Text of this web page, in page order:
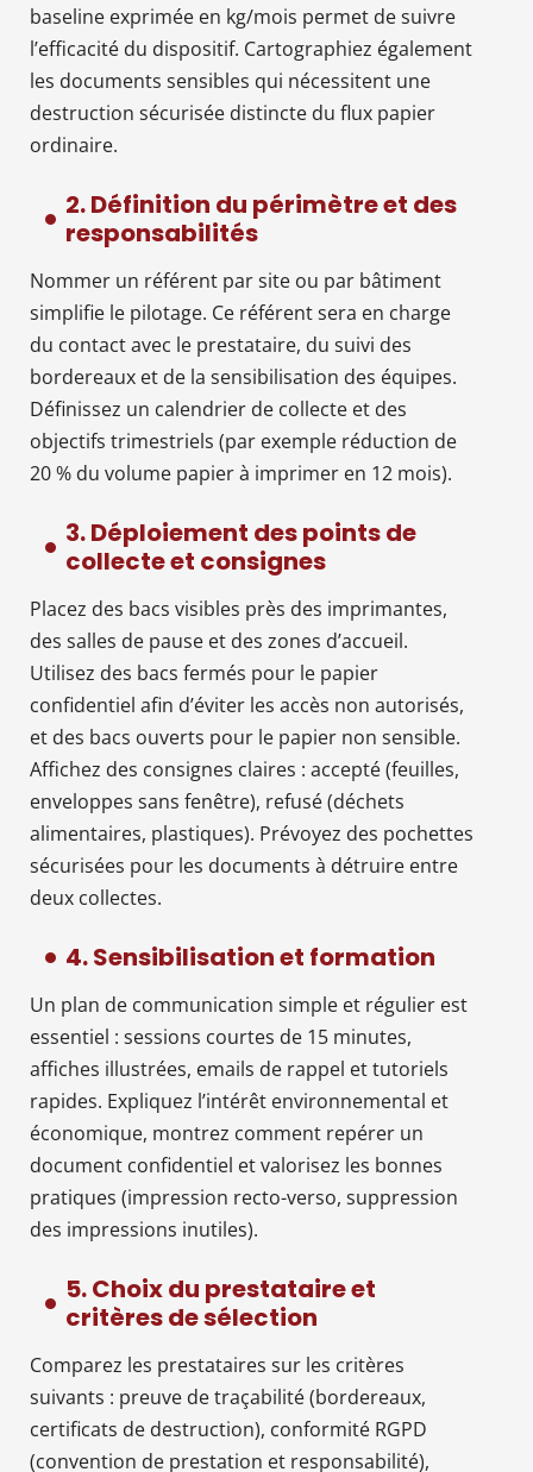
baseline exprimée en kg/mois permet de suivre
l’efficacité du dispositif. Cartographiez également
les documents sensibles qui nécessitent une
destruction sécurisée distincte du flux papier
ordinaire.
2. Définition du périmètre et des
responsabilités
Nommer un référent par site ou par bâtiment
simplifie le pilotage. Ce référent sera en charge
du contact avec le prestataire, du suivi des
bordereaux et de la sensibilisation des équipes.
Définissez un calendrier de collecte et des
objectifs trimestriels (par exemple réduction de
20 % du volume papier à imprimer en 12 mois).
3. Déploiement des points de
collecte et consignes
Placez des bacs visibles près des imprimantes,
des salles de pause et des zones d’accueil.
Utilisez des bacs fermés pour le papier
confidentiel afin d’éviter les accès non autorisés,
et des bacs ouverts pour le papier non sensible.
Affichez des consignes claires : accepté (feuilles,
enveloppes sans fenêtre), refusé (déchets
alimentaires, plastiques). Prévoyez des pochettes
sécurisées pour les documents à détruire entre
deux collectes.
4. Sensibilisation et formation
Un plan de communication simple et régulier est
essentiel : sessions courtes de 15 minutes,
affiches illustrées, emails de rappel et tutoriels
rapides. Expliquez l’intérêt environnemental et
économique, montrez comment repérer un
document confidentiel et valorisez les bonnes
pratiques (impression recto-verso, suppression
des impressions inutiles).
5. Choix du prestataire et
critères de sélection
Comparez les prestataires sur les critères
suivants : preuve de traçabilité (bordereaux,
certificats de destruction), conformité RGPD
(convention de prestation et responsabilité),